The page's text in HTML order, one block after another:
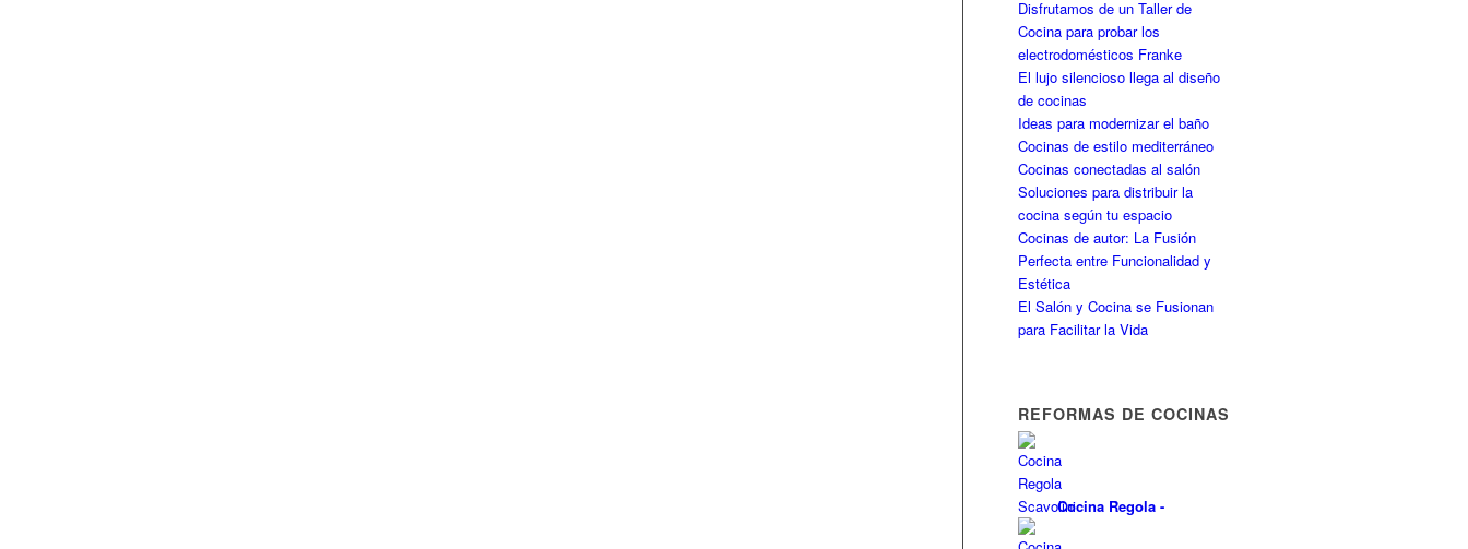
Disfrutamos de un Taller de
Cocina para probar los
electrodomésticos Franke
El lujo silencioso llega al diseño
de cocinas
Ideas para modernizar el baño
Cocinas de estilo mediterráneo
Cocinas conectadas al salón
Soluciones para distribuir la
cocina según tu espacio
Cocinas de autor: La Fusión
Perfecta entre Funcionalidad y
Estética
El Salón y Cocina se Fusionan
para Facilitar la Vida
REFORMAS DE COCINAS
Cocina Regola -